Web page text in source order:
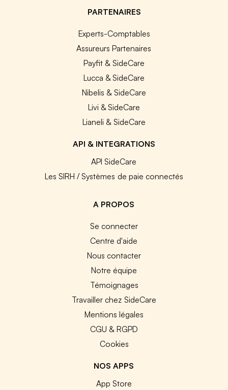
PARTENAIRES
Experts-Comptables
Assureurs Partenaires
Payfit & SideCare
Lucca & SideCare
Nibelis & SideCare
Livi & SideCare
Lianeli & SideCare
API & INTEGRATIONS
API SideCare
Les SIRH / Systèmes de paie connectés
A PROPOS
Se connecter
Centre d'aide
Nous contacter
Notre équipe
Témoignages
Travailler chez SideCare
Mentions légales
CGU & RGPD
Cookies
NOS APPS
App Store